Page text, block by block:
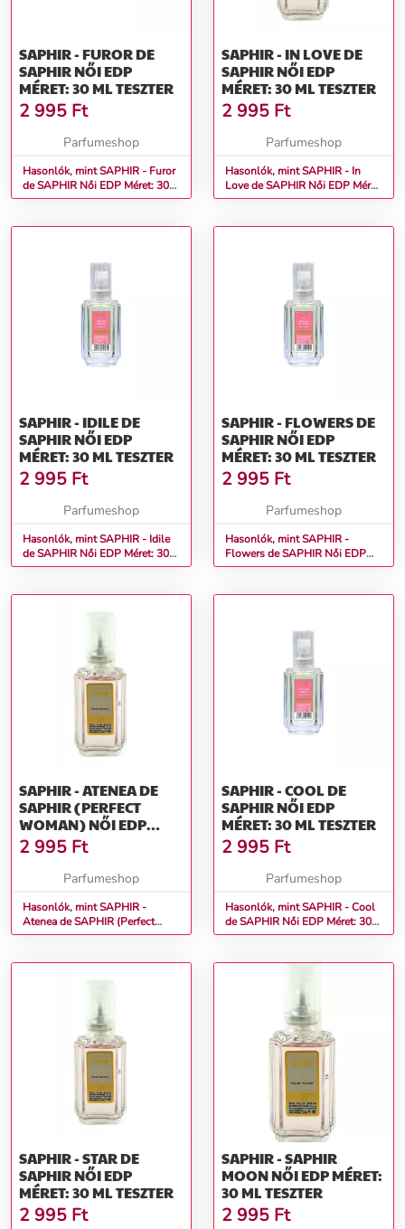
SAPHIR - FUROR DE
SAPHIR NŐI EDP
MÉRET: 30 ML TESZTER
2 995 Ft
Parfumeshop
Hasonlók, mint SAPHIR - Furor
de SAPHIR Női EDP Méret: 30
ml teszter
SAPHIR - IN LOVE DE
SAPHIR NŐI EDP
MÉRET: 30 ML TESZTER
2 995 Ft
Parfumeshop
Hasonlók, mint SAPHIR - In
Love de SAPHIR Női EDP Méret:
30 ml teszter
SAPHIR - IDILE DE
SAPHIR NŐI EDP
MÉRET: 30 ML TESZTER
2 995 Ft
Parfumeshop
Hasonlók, mint SAPHIR - Idile
de SAPHIR Női EDP Méret: 30
ml teszter
SAPHIR - FLOWERS DE
SAPHIR NŐI EDP
MÉRET: 30 ML TESZTER
2 995 Ft
Parfumeshop
Hasonlók, mint SAPHIR -
Flowers de SAPHIR Női EDP
Méret: 30 ml teszter
SAPHIR - ATENEA DE
SAPHIR (PERFECT
WOMAN) NŐI EDP
MÉRET: 30 ML TESZTER
2 995 Ft
Parfumeshop
Hasonlók, mint SAPHIR -
Atenea de SAPHIR (Perfect
Woman) Női EDP Méret: 30 ml
SAPHIR - COOL DE
SAPHIR NŐI EDP
MÉRET: 30 ML TESZTER
2 995 Ft
Parfumeshop
Hasonlók, mint SAPHIR - Cool
de SAPHIR Női EDP Méret: 30
ml teszter
SAPHIR - STAR DE
SAPHIR NŐI EDP
MÉRET: 30 ML TESZTER
2 995 Ft
SAPHIR - SAPHIR
MOON NŐI EDP MÉRET:
30 ML TESZTER
2 995 Ft